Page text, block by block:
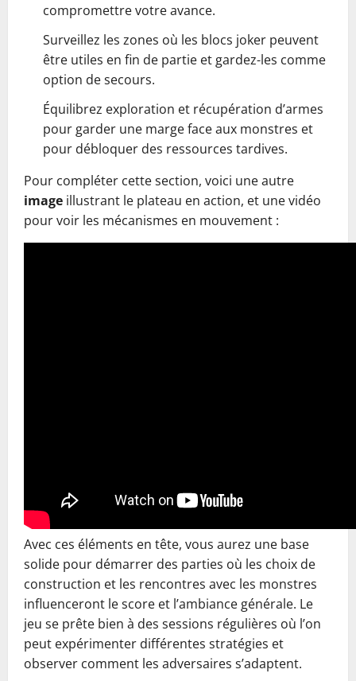
compromettre votre avance.
Surveillez les zones où les blocs joker peuvent
être utiles en fin de partie et gardez-les comme
option de secours.
Équilibrez exploration et récupération d’armes
pour garder une marge face aux monstres et
pour débloquer des ressources tardives.
Pour compléter cette section, voici une autre
image illustrant le plateau en action, et une vidéo
pour voir les mécanismes en mouvement :
Avec ces éléments en tête, vous aurez une base
solide pour démarrer des parties où les choix de
construction et les rencontres avec les monstres
influenceront le score et l’ambiance générale. Le
jeu se prête bien à des sessions régulières où l’on
peut expérimenter différentes stratégies et
observer comment les adversaires s’adaptent.